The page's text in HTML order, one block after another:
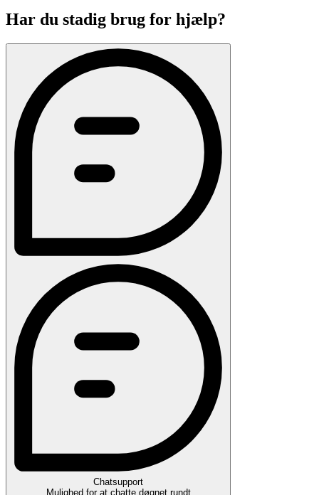
Har du stadig brug for hjælp?
Chatsupport
Mulighed for at chatte døgnet rundt